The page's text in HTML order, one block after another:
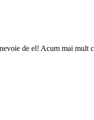
de el! Acum mai mult